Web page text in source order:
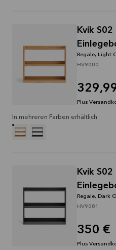
Kvik
Regale, Light
HV9080
Plus
In mehreren Farben erhältlich
Kvik
Regale, Dark
HV9081
350 €
Plus